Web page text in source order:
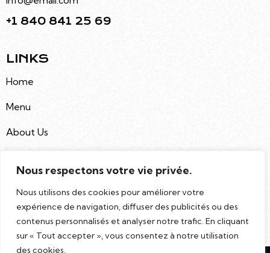
Nous respectons votre vie privée.
Nous utilisons des cookies pour améliorer votre
expérience de navigation, diffuser des publicités ou des
contenus personnalisés et analyser notre trafic. En cliquant
sur « Tout accepter », vous consentez à notre utilisation
des cookies.
+1 840 841 25 69
LINKS
Home
Menu
About Us
NEWSLETTER